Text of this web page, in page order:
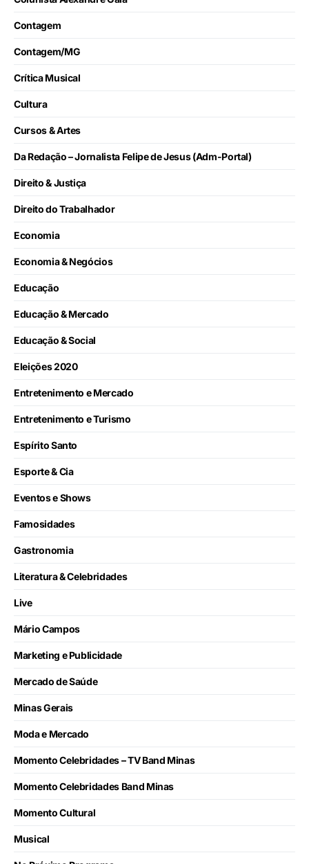
Contagem
Contagem/MG
Crítica Musical
Cultura
Cursos & Artes
Da Redação – Jornalista Felipe de Jesus (Adm-Portal)
Direito & Justiça
Direito do Trabalhador
Economia
Economia & Negócios
Educação
Educação & Mercado
Educação & Social
Eleições 2020
Entretenimento e Mercado
Entretenimento e Turismo
Espírito Santo
Esporte & Cia
Eventos e Shows
Famosidades
Gastronomia
Literatura & Celebridades
Live
Mário Campos
Marketing e Publicidade
Mercado de Saúde
Minas Gerais
Moda e Mercado
Momento Celebridades – TV Band Minas
Momento Celebridades Band Minas
Momento Cultural
Musical